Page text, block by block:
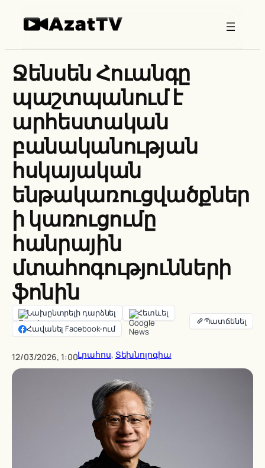
Ջենսեն Հուանգը
պաշտպանում է
արհեստական
բանականության
հսկայական
ենթակառուցվածքներ
ի կառուցումը
հանրային
մտահոգությունների
ֆոնին
Նախընտրելի դարձնել
Հետևել
Հավանել Facebook-ում
12/03/2026, 1:00Լրահոս, Տեխնոլոգիա